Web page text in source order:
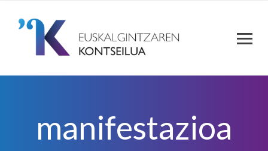
manifestazioa